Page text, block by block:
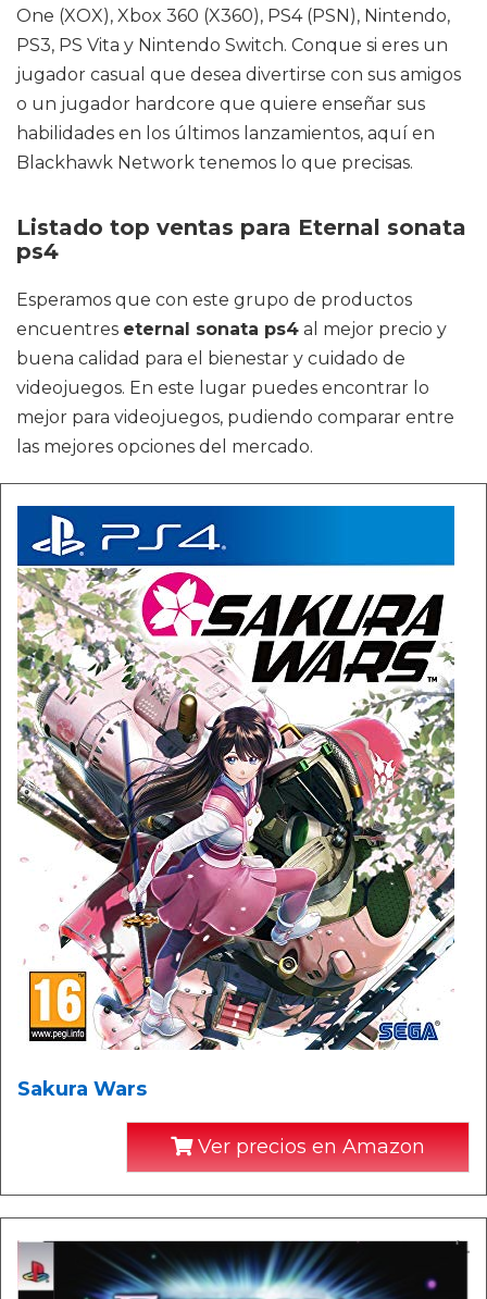
One (XOX), Xbox 360 (X360), PS4 (PSN), Nintendo,
PS3, PS Vita y Nintendo Switch. Conque si eres un
jugador casual que desea divertirse con sus amigos
o un jugador hardcore que quiere enseñar sus
habilidades en los últimos lanzamientos, aquí en
Blackhawk Network tenemos lo que precisas.
Listado top ventas para Eternal sonata
ps4
Esperamos que con este grupo de productos
encuentres eternal sonata ps4 al mejor precio y
buena calidad para el bienestar y cuidado de
videojuegos. En este lugar puedes encontrar lo
mejor para videojuegos, pudiendo comparar entre
las mejores opciones del mercado.
Sakura Wars
Ver precios en Amazon